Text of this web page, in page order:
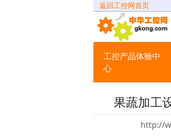
返回工控网首页
工控产品体验中
心
果蔬加工
http://